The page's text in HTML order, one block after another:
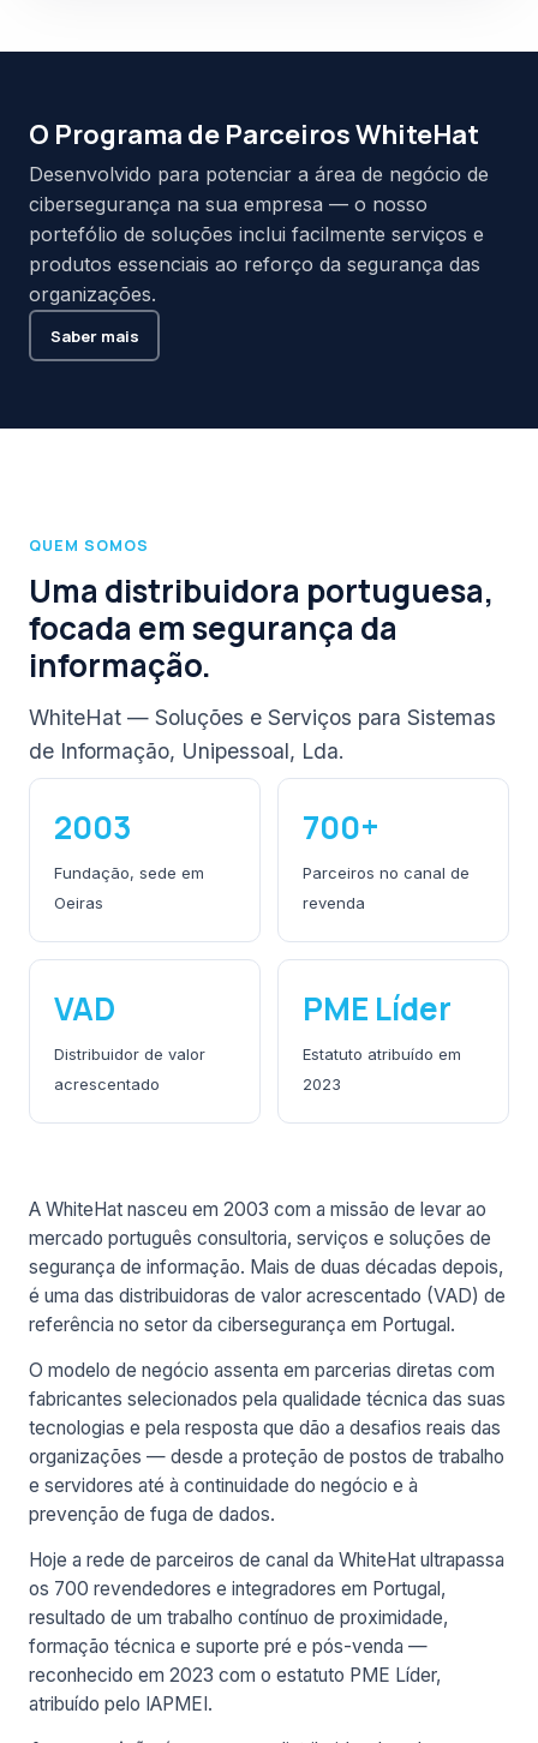
O Programa de Parceiros WhiteHat
Desenvolvido para potenciar a área de negócio de
cibersegurança na sua empresa — o nosso
portefólio de soluções inclui facilmente serviços e
produtos essenciais ao reforço da segurança das
organizações.
Saber mais
QUEM SOMOS
Uma distribuidora portuguesa,
focada em segurança da
informação.
WhiteHat — Soluções e Serviços para Sistemas
de Informação, Unipessoal, Lda.
2003
Fundação, sede em
Oeiras
700+
Parceiros no canal de
revenda
VAD
Distribuidor de valor
acrescentado
PME Líder
Estatuto atribuído em
2023
A WhiteHat nasceu em 2003 com a missão de levar ao
mercado português consultoria, serviços e soluções de
segurança de informação. Mais de duas décadas depois,
é uma das distribuidoras de valor acrescentado (VAD) de
referência no setor da cibersegurança em Portugal.
O modelo de negócio assenta em parcerias diretas com
fabricantes selecionados pela qualidade técnica das suas
tecnologias e pela resposta que dão a desafios reais das
organizações — desde a proteção de postos de trabalho
e servidores até à continuidade do negócio e à
prevenção de fuga de dados.
Hoje a rede de parceiros de canal da WhiteHat ultrapassa
os 700 revendedores e integradores em Portugal,
resultado de um trabalho contínuo de proximidade,
formação técnica e suporte pré e pós-venda —
reconhecido em 2023 com o estatuto PME Líder,
atribuído pelo IAPMEI.